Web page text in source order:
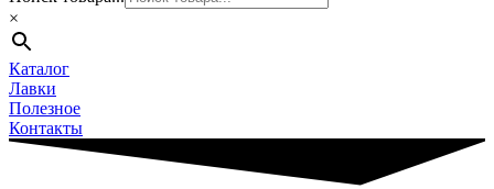
×
Каталог
Лавки
Полезное
Контакты